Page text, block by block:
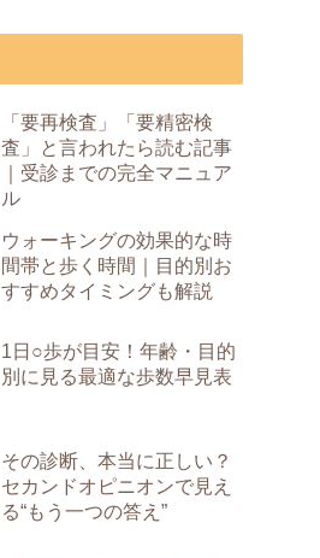
「要再検査」「要精密検
査」と言われたら読む記事
｜受診までの完全マニュア
ル
ウォーキングの効果的な時
間帯と歩く時間｜目的別お
すすめタイミングも解説
1日○歩が目安！年齢・目的
別に見る最適な歩数早見表
その診断、本当に正しい？
セカンドオピニオンで見え
る“もう一つの答え”